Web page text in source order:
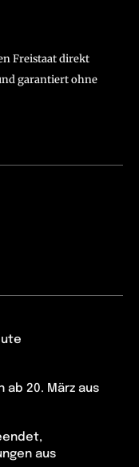
Freistaat direkt
garantiert ohne
ab 20. März aus
aus